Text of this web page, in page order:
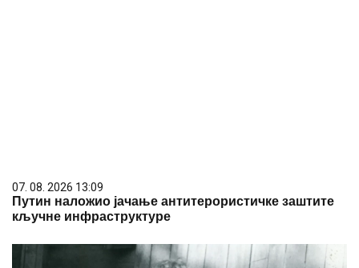
07. 08. 2026 13:09
Путин наложио јачање антитерористичке заштите
кључне инфраструктуре